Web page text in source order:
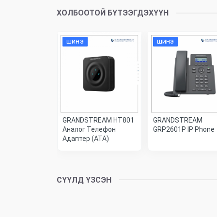
ХОЛБООТОЙ БҮТЭЭГДЭХҮҮН
ШИНЭ
GRANDSTREAM HT801
Аналог Телефон
Адаптер (ATA)
ШИНЭ
GRANDSTREAM
GRP2601P IP Phone
СҮҮЛД ҮЗСЭН